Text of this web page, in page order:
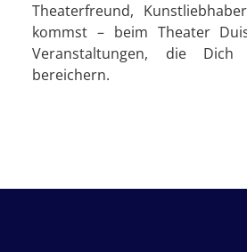
Theaterfreund,
kommst – beim Theater
Veranstaltungen, die
bereichern.